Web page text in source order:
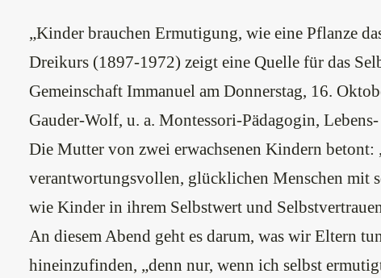
„Kinder brauchen Ermutigung, wie eine Pflanze
Dreikurs (1897-1972) zeigt eine Quelle für das
Gemeinschaft Immanuel am Donnerstag, 16.
Gauder-Wolf, u. a. Montessori-Pädagogin,
Die Mutter von zwei erwachsenen Kindern
verantwortungsvollen, glücklichen Menschen mit
wie Kinder in ihrem Selbstwert und
An diesem Abend geht es darum, was wir Eltern
hineinzufinden, „denn nur, wenn ich selbst